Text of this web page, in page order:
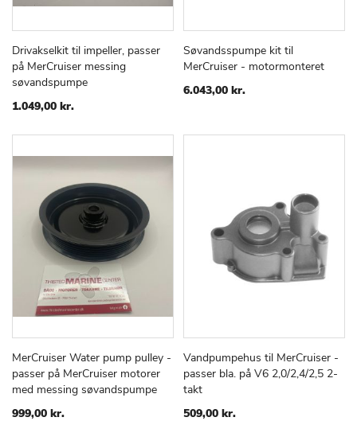
Læg i kurv
TILFØJ
TIL
SAMMENLIGN
Drivakselkit til impeller, passer
på MerCruiser messing
søvandspumpe
1.049,00 kr.
Læg i kurv
TILFØJ
TIL
Søvandsspumpe kit til
MerCruiser - motormonteret
6.043,00 kr.
Læg i kurv
TILFØJ
TIL
ØNSKE
SAMMENLIGN
MerCruiser Water pump pulley -
passer på MerCruiser motorer
med messing søvandspumpe
999,00 kr.
Læg i kurv
TILFØJ
TIL
Vandpumpehus til MerCruiser -
passer bla. på V6 2,0/2,4/2,5 2-
takt
509,00 kr.